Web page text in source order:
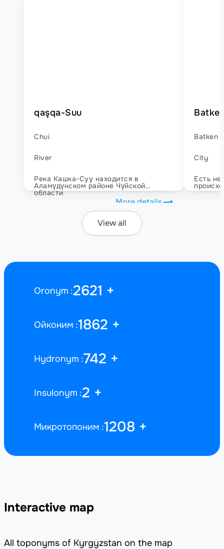
qaşqa-Suu
Chui
River
Река Кашка-Суу находится в
Аламүдүнском районе Чүйской
области
More details
Batken
City
Есть
View all
2621 +
Oronym
1862 +
Ойконим
742 +
Hydronym
2 +
Insulonym
1208 +
Микротопоним
Interactive map
All toponyms of Kyrgyzstan on the map